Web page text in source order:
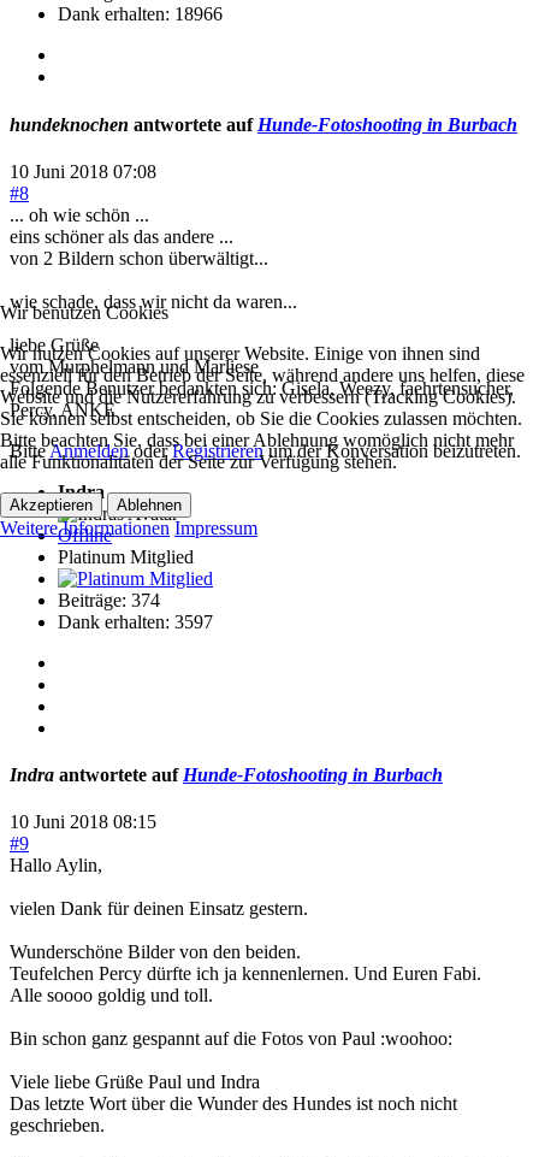
Dank erhalten: 18966
hundeknochen antwortete auf Hunde-Fotoshooting in Burbach
10 Juni 2018 07:08
#8
... oh wie schön ...
eins schöner als das andere ...
von 2 Bildern schon überwältigt...
wie schade, dass wir nicht da waren...
liebe Grüße
vom Murphelmann und Marliese
Folgende Benutzer bedankten sich:Gisela,Weezy, faehrtensucher,
Percy,ANKE
BitteAnmeldenoderRegistrierenum der Konversation beizutreten.
Indra
Offline
Platinum Mitglied
Beiträge: 374
Dank erhalten: 3597
Indra antwortete auf Hunde-Fotoshooting in Burbach
10 Juni 2018 08:15
#9
Hallo Aylin,
vielen Dank für deinen Einsatz gestern.
Wunderschöne Bilder von den beiden.
Teufelchen Percy dürfte ich ja kennenlernen. Und Euren Fabi.
Alle soooo goldig und toll.
Bin schon ganz gespannt auf die Fotos von Paul :woohoo:
Viele liebe Grüße Paul und Indra
Das letzte Wort über die Wunder des Hundes ist noch nicht
geschrieben.
Wir benutzen Cookies
Wir nutzen Cookies auf unserer Website. Einige von ihnen sind
essenziell für den Betrieb der Seite, während andere uns helfen, diese
Website und die Nutzererfahrung zu verbessern (Tracking Cookies).
Sie können selbst entscheiden, ob Sie die Cookies zulassen möchten.
Bitte beachten Sie, dass bei einer Ablehnung womöglich nicht mehr
alle Funktionalitäten der Seite zur Verfügung stehen.
Akzeptieren Ablehnen
Weitere Informationen Impressum